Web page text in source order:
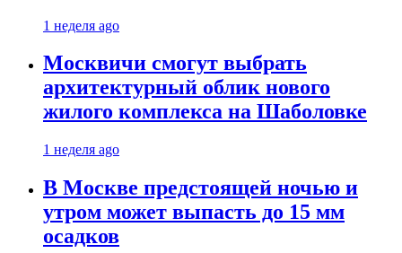
1 неделя ago
Москвичи смогут выбрать
архитектурный облик нового
жилого комплекса на Шаболовке
1 неделя ago
В Москве предстоящей ночью и
утром может выпасть до 15 мм
осадков